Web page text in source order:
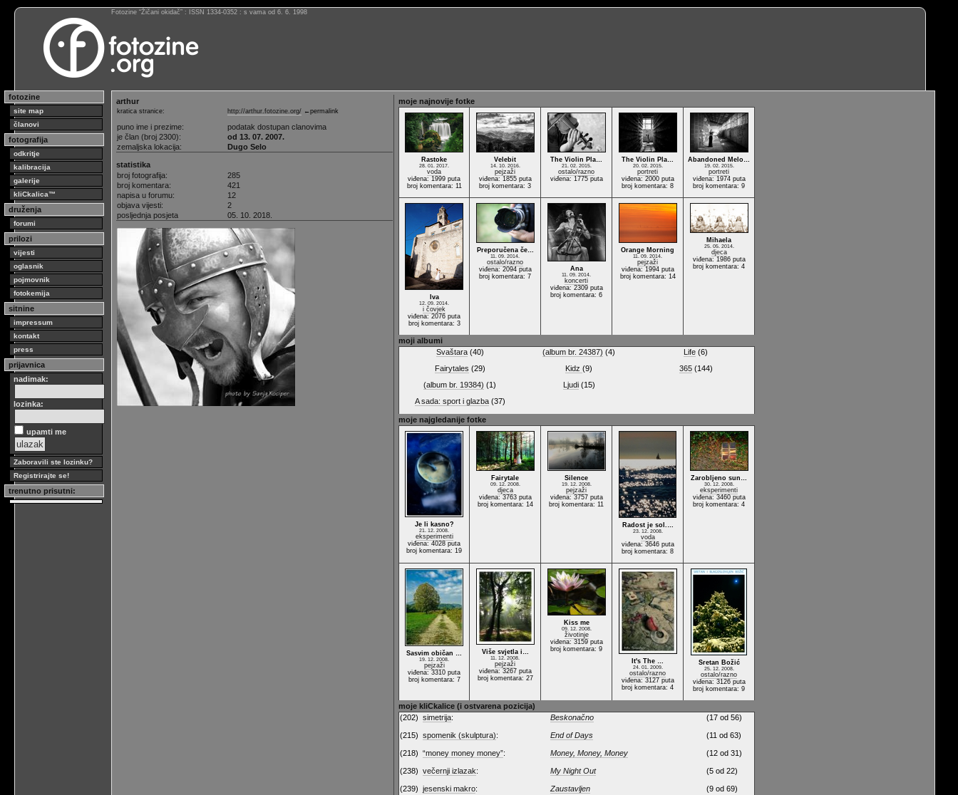
Fotozine “Žičani okidač” : ISSN 1334-0352 : s vama od 6. 6. 1998
fotozine
site map
članovi
fotografija
odkritje
kalibracija
galerije
kliCkalica™
druženja
forumi
prilozi
vijesti
oglasnik
pojmovnik
fotokemija
sitnine
impressum
kontakt
press
prijavnica
nadimak:
lozinka:
upamti me
Zaboravili ste lozinku?
Registrirajte se!
trenutno prisutni:
arthur
kratica stranice: http://arthur.fotozine.org/ ←permalink
puno ime i prezime:
podatak dostupan clanovima
je član (broj 2300):
od 13. 07. 2007.
zemaljska lokacija:
Dugo Selo
statistika
broj fotografija:
285
broj komentara:
421
napisa u forumu:
12
objava vijesti:
2
posljednja posjeta
05. 10. 2018.
moje najnovije fotke
Rastoke
28. 01. 2017.
voda
viđena: 1999 puta
broj komentara: 11
Velebit
14. 10. 2016.
pejzaži
viđena: 1855 puta
broj komentara: 3
The Violin Pla…
21. 02. 2015.
ostalo/razno
viđena: 1775 puta
The Violin Pla…
20. 02. 2015.
portreti
viđena: 2000 puta
broj komentara: 8
Abandoned Melo…
19. 02. 2015.
portreti
viđena: 1974 puta
broj komentara: 9
Iva
12. 09. 2014.
i čovjek
viđena: 2076 puta
broj komentara: 3
Preporučena če…
11. 09. 2014.
ostalo/razno
viđena: 2094 puta
broj komentara: 7
Ana
11. 09. 2014.
koncerti
viđena: 2309 puta
broj komentara: 6
Orange Morning
11. 09. 2014.
pejzaži
viđena: 1994 puta
broj komentara: 14
Mihaela
25. 05. 2014.
djeca
viđena: 1986 puta
broj komentara: 4
moji albumi
Svaštara(40)
Fairytales (29)
(album br. 19384) (1)
A sada: sport i glazba(37)
(album br. 24387) (4)
Kidz (9)
Ljudi(15)
Life (6)
365(144)
moje najgledanije fotke
Je li kasno?
21. 12. 2008.
eksperimenti
viđena: 4028 puta
broj komentara: 19
Fairytale
09. 12. 2008.
djeca
viđena: 3763 puta
broj komentara: 14
Silence
19. 12. 2008.
pejzaži
viđena: 3757 puta
broj komentara: 11
Radost je sol.…
23. 12. 2008.
voda
viđena: 3646 puta
broj komentara: 8
Zarobljeno sun…
30. 12. 2008.
eksperimenti
viđena: 3460 puta
broj komentara: 4
Sasvim običan …
19. 12. 2008.
pejzaži
viđena: 3310 puta
broj komentara: 7
Više svjetla i…
11. 12. 2008.
pejzaži
viđena: 3267 puta
broj komentara: 27
Kiss me
09. 12. 2008.
životinje
viđena: 3159 puta
broj komentara: 9
It's The …
24. 01. 2009.
ostalo/razno
viđena: 3127 puta
broj komentara: 4
Sretan Božić
25. 12. 2008.
ostalo/razno
viđena: 3126 puta
broj komentara: 9
moje kliCkalice (i ostvarena pozicija)
(202) simetrija: Beskonačno (17 od 56)
(215) spomenik (skulptura): End of Days (11 od 63)
(218) “money money money”: Money, Money, Money (12 od 31)
(238) večernji izlazak: My Night Out (5 od 22)
(239) jesenski makro: Zaustavljen (9 od 69)